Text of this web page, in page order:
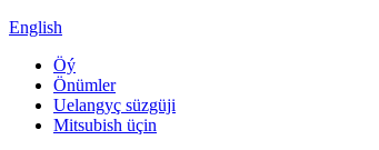
English
Öý
Önümler
Uelangyç süzgüji
Mitsubish üçin